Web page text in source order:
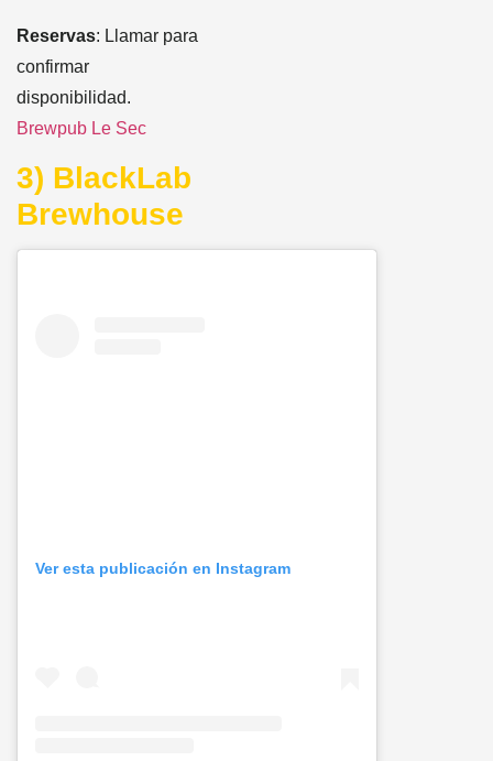
Reservas: Llamar para
confirmar
disponibilidad.
Brewpub Le Sec
3) BlackLab
Brewhouse
Ver esta publicación en Instagram